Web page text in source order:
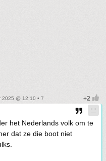
2025 @ 12:10 • 7
het Nederlands volk om te
dat ze die boot niet